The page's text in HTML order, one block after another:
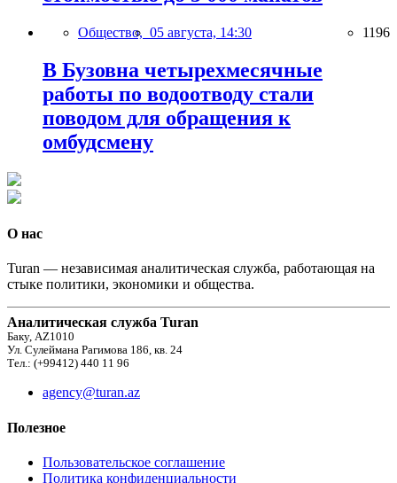
Общество, 05 августа, 14:30 1196
В Бузовна четырехмесячные
работы по водоотводу стали
поводом для обращения к
омбудсмену
О нас
Turan — независимая аналитическая служба, работающая на
стыке политики, экономики и общества.
Аналитическая служба Turan
Баку, AZ1010
Ул. Сулеймана Рагимова 186, кв. 24
Тел.: (+99412) 440 11 96
agency@turan.az
Полезное
Пользовательское соглашение
Политика конфиденциальности